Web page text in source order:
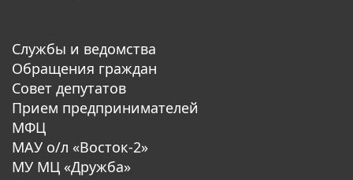
Службы и ведомства
Обращения граждан
Совет депутатов
Прием предпринимателей
МФЦ
МАУ о/л «Восток-2»
МУ МЦ «Дружба»